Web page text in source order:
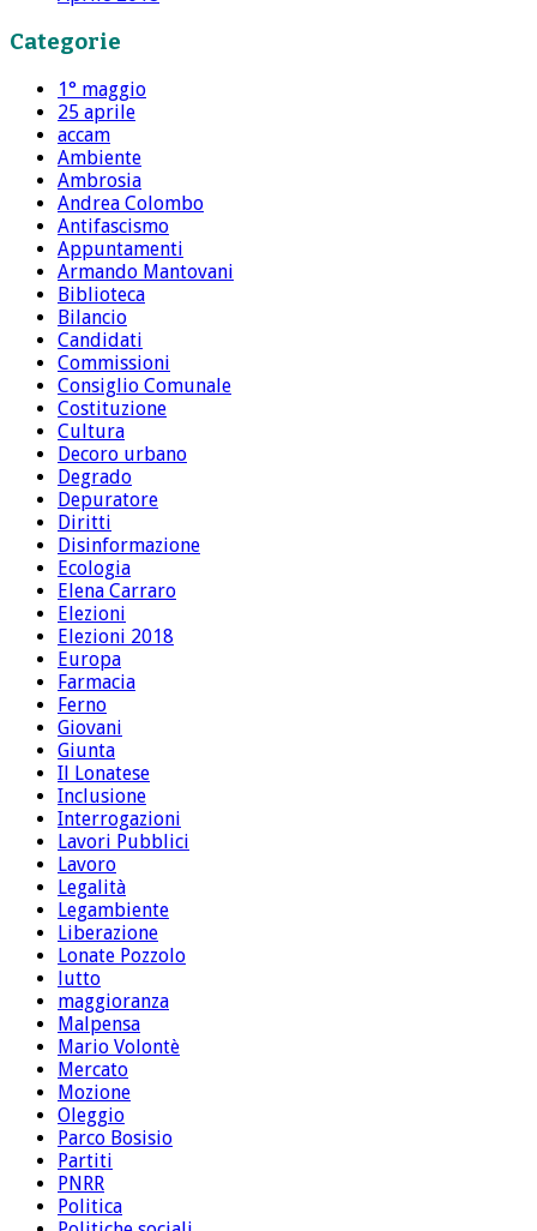
Categorie
1° maggio
25 aprile
accam
Ambiente
Ambrosia
Andrea Colombo
Antifascismo
Appuntamenti
Armando Mantovani
Biblioteca
Bilancio
Candidati
Commissioni
Consiglio Comunale
Costituzione
Cultura
Decoro urbano
Degrado
Depuratore
Diritti
Disinformazione
Ecologia
Elena Carraro
Elezioni
Elezioni 2018
Europa
Farmacia
Ferno
Giovani
Giunta
Il Lonatese
Inclusione
Interrogazioni
Lavori Pubblici
Lavoro
Legalità
Legambiente
Liberazione
Lonate Pozzolo
lutto
maggioranza
Malpensa
Mario Volontè
Mercato
Mozione
Oleggio
Parco Bosisio
Partiti
PNRR
Politica